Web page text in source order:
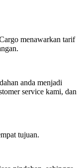
menawarkan tarif
anda menjadi
service kami, dan
tujuan.